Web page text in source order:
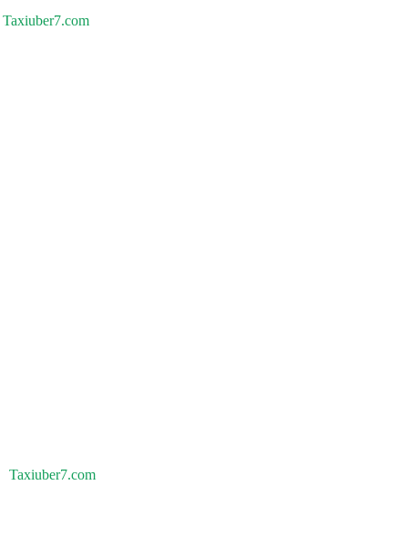
Taxiuber7.com
Taxiuber7.com